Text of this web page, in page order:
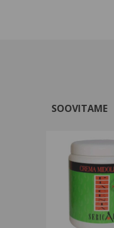
SOOVITAME